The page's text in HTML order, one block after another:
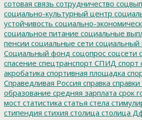
сотовая связь сотрудничество
социально-культурный центр
устойчивость социально-
социальное питание социальные
пенсии социальные сети социальный
Социальный фонд соцопрос соцсети
спасение спецтранспорт СПИД спорт
акробатика спортивная площадка
Справедливая Россия справка справки
образование средняя зарплата срок
мост статистика статья стела
стипендия стихия столица столица